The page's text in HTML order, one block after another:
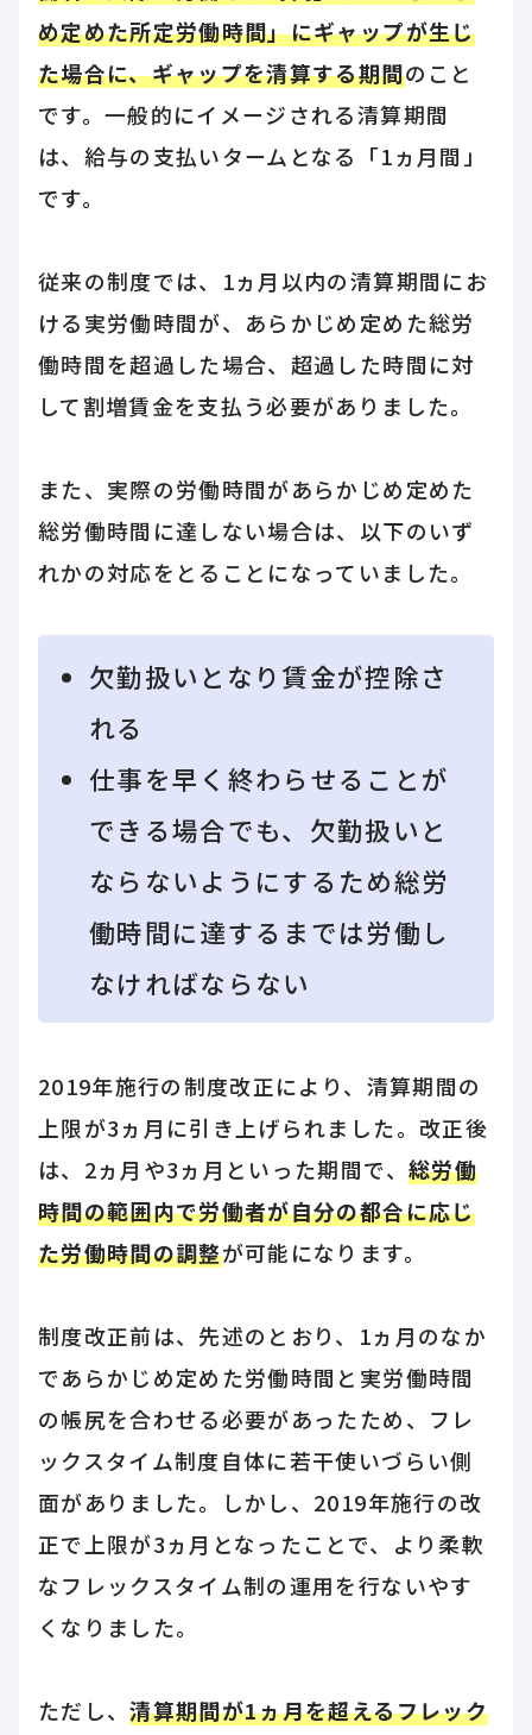
め定めた所定労働時間」にギャップが生じ
た場合に、ギャップを清算する期間のこと
です。一般的にイメージされる清算期間
は、給与の支払いタームとなる「1ヵ月間」
です。
従来の制度では、1ヵ月以内の清算期間にお
ける実労働時間が、あらかじめ定めた総労
働時間を超過した場合、超過した時間に対
して割増賃金を支払う必要がありました。
また、実際の労働時間があらかじめ定めた
総労働時間に達しない場合は、以下のいず
れかの対応をとることになっていました。
欠勤扱いとなり賃金が控除さ
れる
仕事を早く終わらせることが
できる場合でも、欠勤扱いと
ならないようにするため総労
働時間に達するまでは労働し
なければならない
2019年施行の制度改正により、清算期間の
上限が3ヵ月に引き上げられました。改正後
は、2ヵ月や3ヵ月といった期間で、 総労働
時間の範囲内で労働者が自分の都合に応じ
た労働時間の調整が可能になります。
制度改正前は、先述のとおり、1ヵ月のなか
であらかじめ定めた労働時間と実労働時間
の帳尻を合わせる必要があったため、フレ
ックスタイム制度自体に若干使いづらい側
面がありました。しかし、2019年施行の改
正で上限が3ヵ月となったことで、より柔軟
なフレックスタイム制の運用を行ないやす
くなりました。
ただし、清算期間が1ヵ月を超えるフレック